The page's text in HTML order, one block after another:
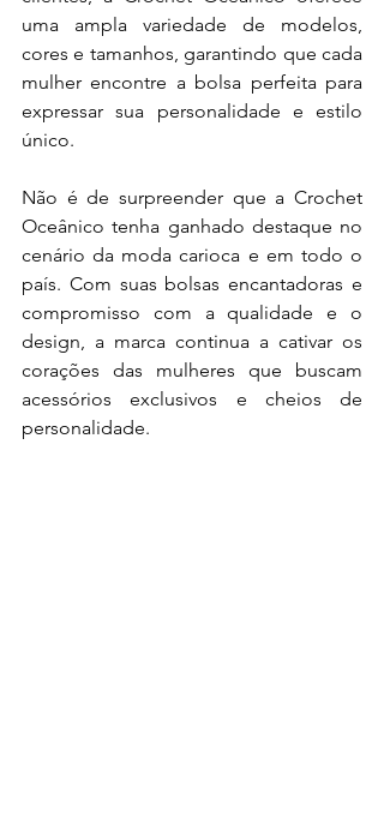
uma ampla variedade de modelos,
cores e tamanhos, garantindo que cada
mulher encontre a bolsa perfeita para
expressar sua personalidade e estilo
único.
Não é de surpreender que a Crochet
Oceânico tenha ganhado destaque no
cenário da moda carioca e em todo o
país. Com suas bolsas encantadoras e
compromisso com a qualidade e o
design, a marca continua a cativar os
corações das mulheres que buscam
acessórios exclusivos e cheios de
personalidade.